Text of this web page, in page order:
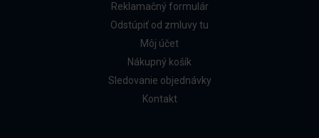
Reklamačný formulár
Odstúpiť od zmluvy tu
Môj účet
Nákupný košík
Sledovanie objednávky
Kontakt